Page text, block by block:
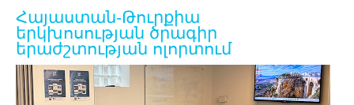
Հայաստան-Թուրքիա
երկխոսության ծրագիր
երաժշտության ոլորտում